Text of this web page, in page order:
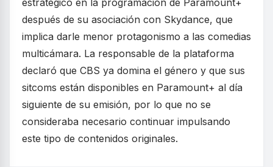
estratégico en la programación de Paramount+
después de su asociación con Skydance, que
implica darle menor protagonismo a las comedias
multicámara. La responsable de la plataforma
declaró que CBS ya domina el género y que sus
sitcoms están disponibles en Paramount+ al día
siguiente de su emisión, por lo que no se
consideraba necesario continuar impulsando
este tipo de contenidos originales.